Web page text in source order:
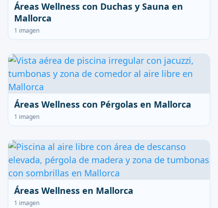
Áreas Wellness con Duchas y Sauna en
Mallorca
1 imagen
Áreas Wellness con Pérgolas en Mallorca
1 imagen
Áreas Wellness en Mallorca
1 imagen